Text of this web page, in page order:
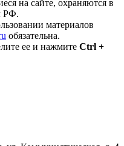
на сайте, охраняются в
РФ.
материалов
обязательна.
ее и нажмите Ctrl +